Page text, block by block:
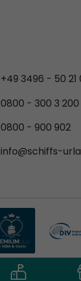
+49 3496 - 50 21
0800 - 300 3 200
0800 - 900 902
info@schiffs-